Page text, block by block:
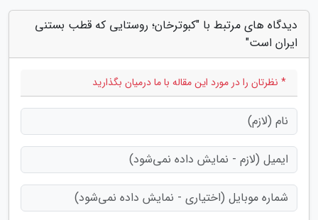
دیدگاه های مرتبط با "کبوترخان؛ روستایی که قطب بستنی
ایران است"
* نظرتان را در مورد این مقاله با ما درمیان بگذارید